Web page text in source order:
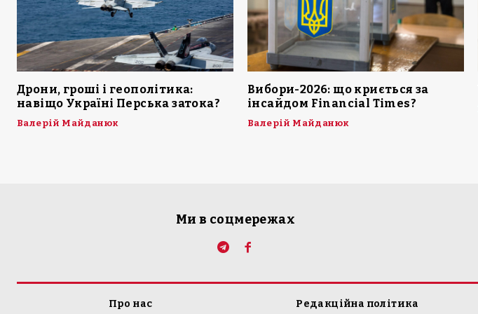
Дрони, гроші і геополітика:
навіщо Україні Перська затока?
Валерій Майданюк
Вибори-2026: що криється за
інсайдом Financial Times?
Валерій Майданюк
Ми в соцмережах
Про нас Редакційна політика